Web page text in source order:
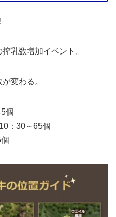
乳数増加イベント。
変わる。
個
：30～65個